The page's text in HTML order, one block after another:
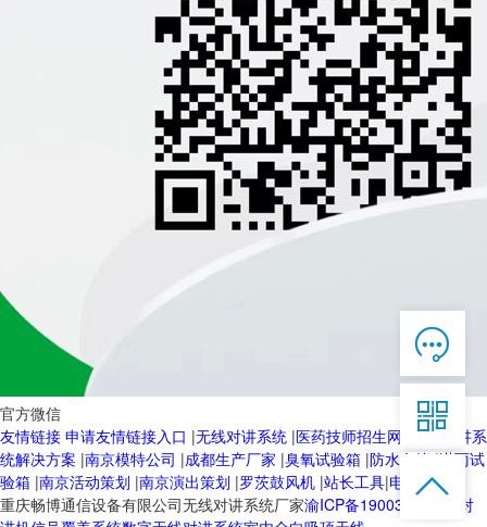
官方微信
友情链接 申请友情链接入口 |无线对讲系统 |医药技师招生网
无线对讲系
统解决方案 |南京模特公司 |成都生产厂家 |臭氧试验箱 |防水套管|淋雨试
验箱 |南京活动策划 |南京演出策划 |罗茨鼓风机 |站长工具|电动球阀
重庆畅博通信设备有限公司无线对讲系统厂家渝ICP备19003103号-2
对



服务热线
恭候聆听，023-86382199手机直接点击
拨打

